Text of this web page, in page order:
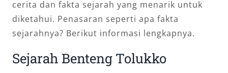
cerita dan fakta sejarah yang menarik untuk
diketahui. Penasaran seperti apa fakta
sejarahnya? Berikut informasi lengkapnya.
Sejarah Benteng Tolukko